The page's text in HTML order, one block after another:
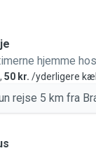
hjemme
50 kr. /yderligere
rejse 5 km fra